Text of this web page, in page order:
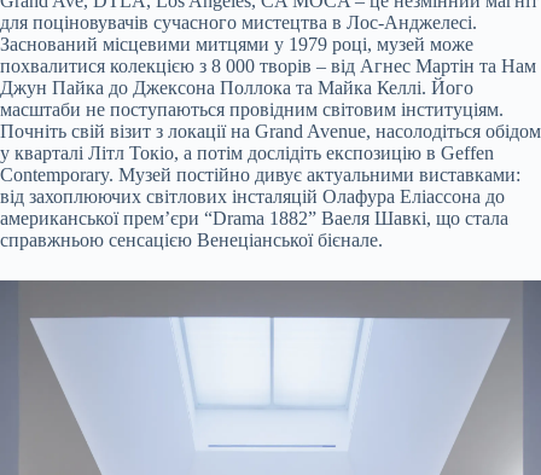
для поціновувачів сучасного мистецтва в Лос-Анджелесі.
Заснований місцевими митцями у 1979 році, музей може
похвалитися колекцією з 8 000 творів – від Агнес Мартін та Нам
Джун Пайка до Джексона Поллока та Майка Келлі. Його
масштаби не поступаються провідним світовим інституціям.
Почніть свій візит з локації на Grand Avenue, насолодіться обідом
у кварталі Літл Токіо, а потім дослідіть експозицію в Geffen
Contemporary. Музей постійно дивує актуальними виставками:
від захоплюючих світлових інсталяцій Олафура Еліассона до
американської прем’єри “Drama 1882” Ваеля Шавкі, що стала
справжньою сенсацією Венеціанської бієнале.